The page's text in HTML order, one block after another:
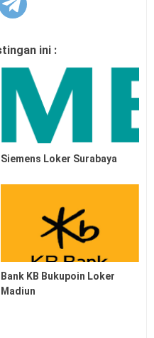
ini :
Siemens Loker Surabaya
Bank KB Bukupoin Loker
Madiun